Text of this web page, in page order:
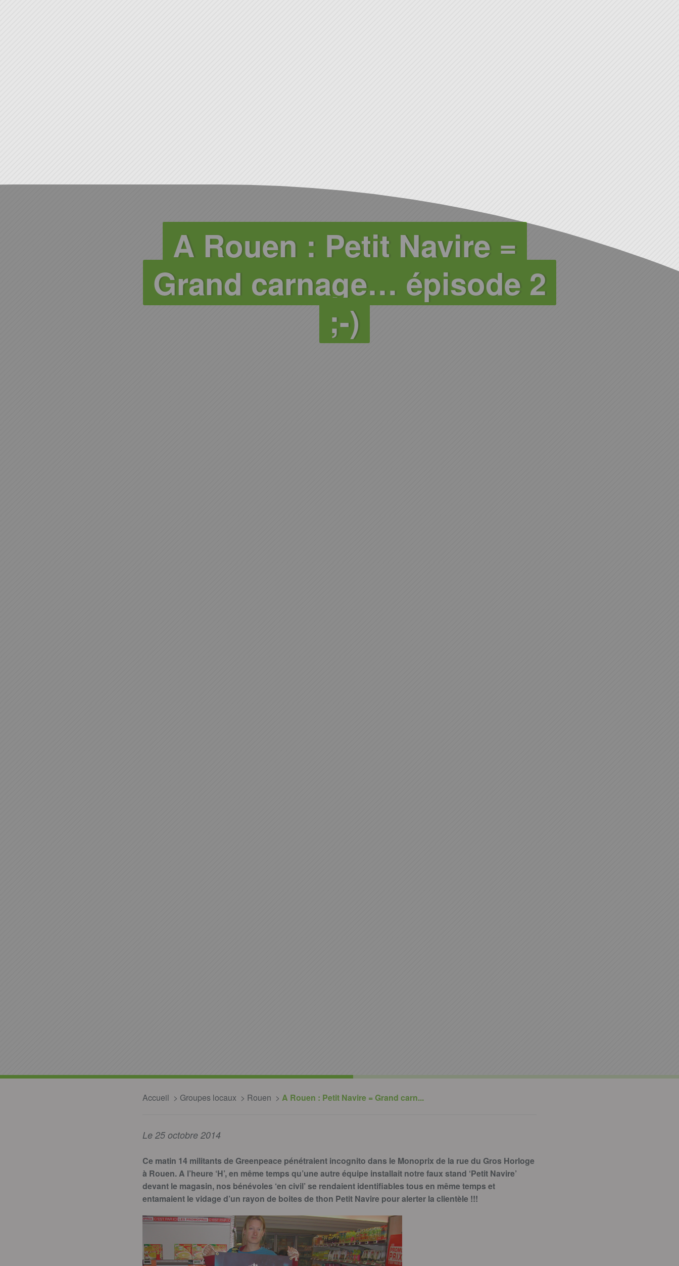
A Rouen : Petit Navire =
Grand carnage… épisode 2
;-)
Accueil Groupes locaux Rouen A Rouen : Petit Navire = Grand carn...
Le 25 octobre 2014
Ce matin 14 militants de Greenpeace pénétraient incognito dans le Monoprix de la rue du Gros Horloge
à Rouen. A l’heure ‘H’, en même temps qu’une autre équipe installait notre faux stand ‘Petit Navire’
devant le magasin, nos bénévoles ‘en civil’ se rendaient identifiables tous en même temps et
entamaient le vidage d’un rayon de boites de thon Petit Navire pour alerter la clientèle !!!